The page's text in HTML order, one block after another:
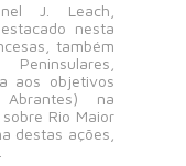
J. Leach,
nesta
também
aos objetivos
na
Rio Maior
destas ações,